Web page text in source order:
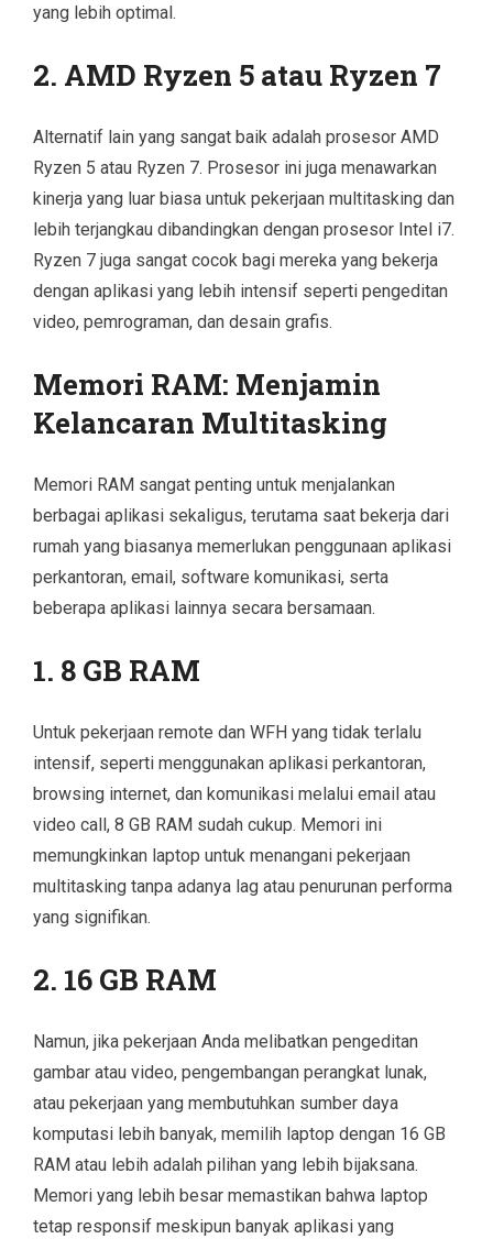
yang lebih optimal.
2. AMD Ryzen 5 atau Ryzen 7
Alternatif lain yang sangat baik adalah prosesor AMD
Ryzen 5 atau Ryzen 7. Prosesor ini juga menawarkan
kinerja yang luar biasa untuk pekerjaan multitasking dan
lebih terjangkau dibandingkan dengan prosesor Intel i7.
Ryzen 7 juga sangat cocok bagi mereka yang bekerja
dengan aplikasi yang lebih intensif seperti pengeditan
video, pemrograman, dan desain grafis.
Memori RAM: Menjamin
Kelancaran Multitasking
Memori RAM sangat penting untuk menjalankan
berbagai aplikasi sekaligus, terutama saat bekerja dari
rumah yang biasanya memerlukan penggunaan aplikasi
perkantoran, email, software komunikasi, serta
beberapa aplikasi lainnya secara bersamaan.
1. 8 GB RAM
Untuk pekerjaan remote dan WFH yang tidak terlalu
intensif, seperti menggunakan aplikasi perkantoran,
browsing internet, dan komunikasi melalui email atau
video call, 8 GB RAM sudah cukup. Memori ini
memungkinkan laptop untuk menangani pekerjaan
multitasking tanpa adanya lag atau penurunan performa
yang signifikan.
2. 16 GB RAM
Namun, jika pekerjaan Anda melibatkan pengeditan
gambar atau video, pengembangan perangkat lunak,
atau pekerjaan yang membutuhkan sumber daya
komputasi lebih banyak, memilih laptop dengan 16 GB
RAM atau lebih adalah pilihan yang lebih bijaksana.
Memori yang lebih besar memastikan bahwa laptop
tetap responsif meskipun banyak aplikasi yang